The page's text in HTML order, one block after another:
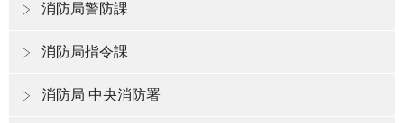
消防局警防課
消防局指令課
消防局 中央消防署